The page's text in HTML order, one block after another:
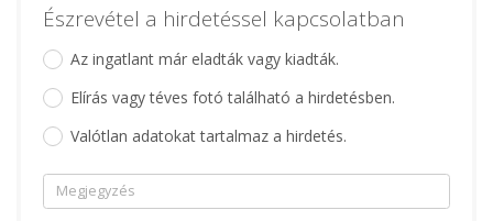
Észrevétel a hirdetéssel kapcsolatban
Az ingatlant már eladták vagy kiadták.
Elírás vagy téves fotó található a hirdetésben.
Valótlan adatokat tartalmaz a hirdetés.